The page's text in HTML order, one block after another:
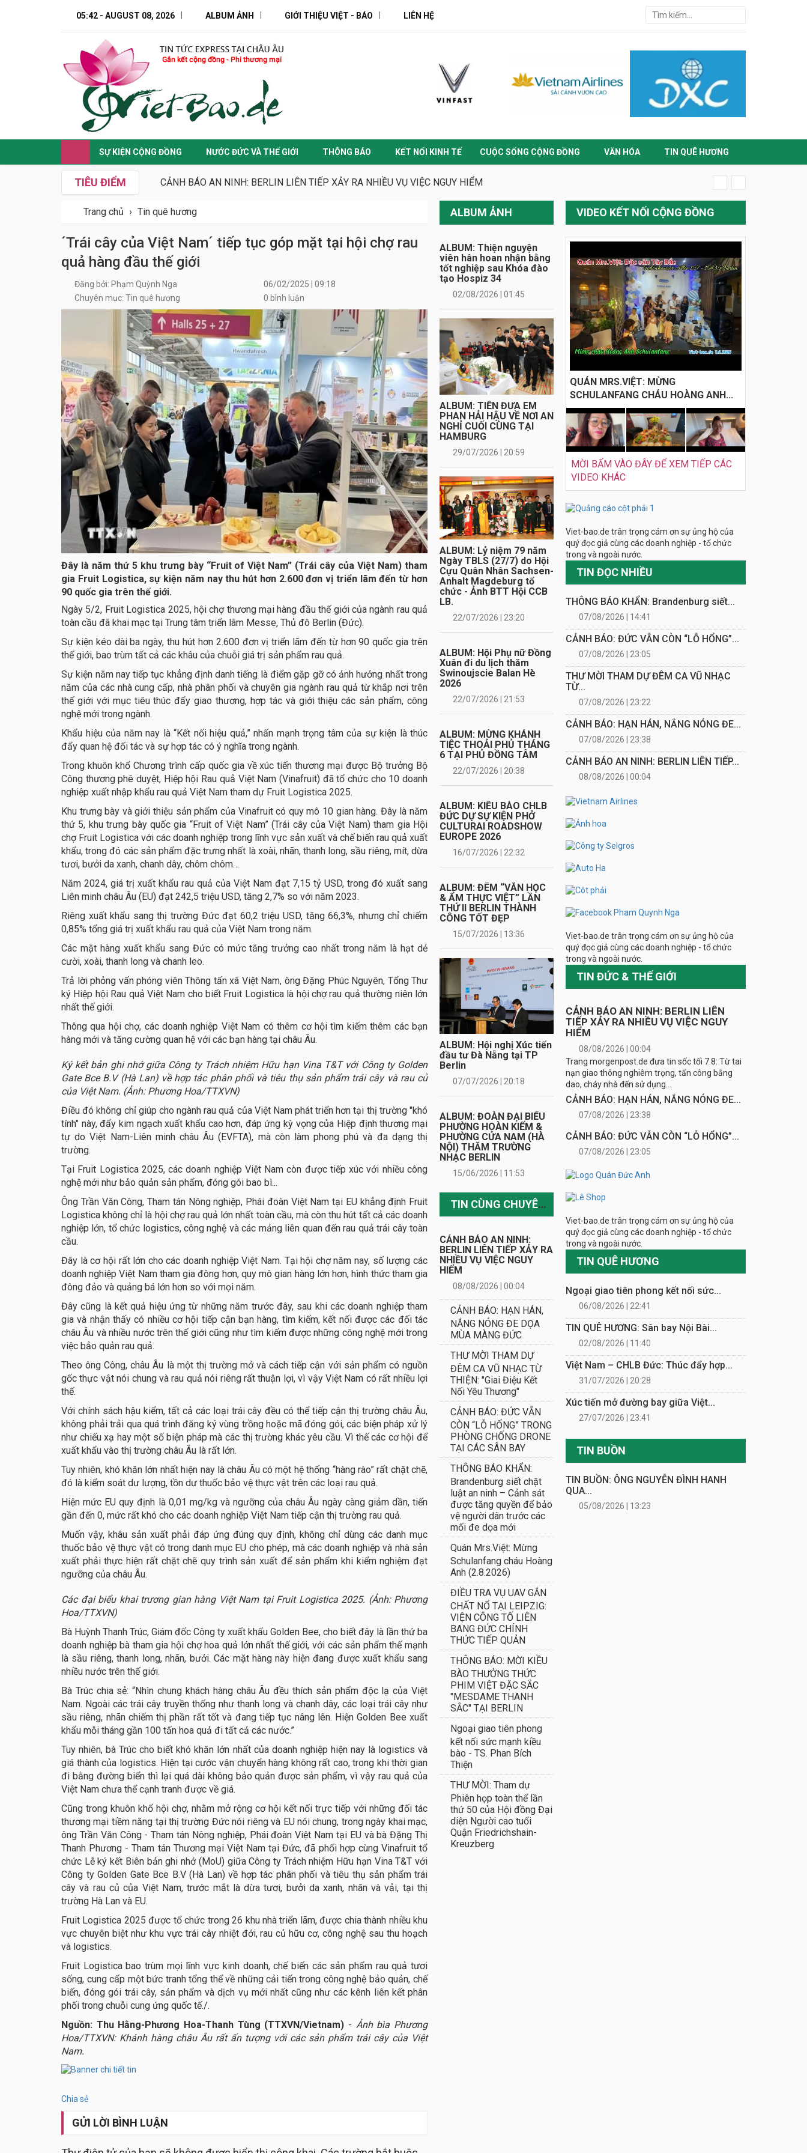
05:42 - AUGUST 08, 2026 ALBUM ẢNH GIỚI THIỆU VIỆT - BÁO LIÊN HỆ
SỰ KIỆN CỘNG ĐỒNG NƯỚC ĐỨC VÀ THẾ GIỚI THÔNG BÁO KẾT NỐI KINH TẾ CUỘC SỐNG CỘNG ĐỒNG VĂN HÓA TIN QUÊ HƯƠNG
TIÊU ĐIỂM CẢNH BÁO AN NINH: BERLIN LIÊN TIẾP XẢY RA NHIỀU VỤ VIỆC NGUY HIỂM
Trang chủ › Tin quê hương
´Trái cây của Việt Nam´ tiếp tục góp mặt tại hội chợ rau
quả hàng đầu thế giới
Đăng bởi: Phạm Quỳnh Nga
06/02/2025 | 09:18
Chuyên mục: Tin quê hương
0 bình luận
Đây là năm thứ 5 khu trưng bày “Fruit of Việt Nam” (Trái cây của Việt Nam) tham
gia Fruit Logistica, sự kiện năm nay thu hút hơn 2.600 đơn vị triển lãm đến từ hơn
90 quốc gia trên thế giới.
Ngày 5/2, Fruit Logistica 2025, hội chợ thương mại hàng đầu thế giới của ngành rau quả
toàn cầu đã khai mạc tại Trung tâm triển lãm Messe, Thủ đô Berlin (Đức).
Sự kiện kéo dài ba ngày, thu hút hơn 2.600 đơn vị triển lãm đến từ hơn 90 quốc gia trên
thế giới, bao trùm tất cả các khâu của chuỗi giá trị sản phẩm rau quả.
Sự kiện năm nay tiếp tục khẳng định danh tiếng là điểm gặp gỡ có ảnh hưởng nhất trong
năm của các nhà cung cấp, nhà phân phối và chuyên gia ngành rau quả từ khắp nơi trên
thế giới với mục tiêu thúc đẩy giao thương, hợp tác và giới thiệu các sản phẩm, công
nghệ mới trong ngành.
Khẩu hiệu của năm nay là “Kết nối hiệu quả,” nhấn mạnh trọng tâm của sự kiện là thúc
đẩy quan hệ đối tác và sự hợp tác có ý nghĩa trong ngành.
Trong khuôn khổ Chương trình cấp quốc gia về xúc tiến thương mại được Bộ trưởng Bộ
Công thương phê duyệt, Hiệp hội Rau quả Việt Nam (Vinafruit) đã tổ chức cho 10 doanh
nghiệp xuất nhập khẩu rau quả Việt Nam tham dự Fruit Logistica 2025.
Khu trưng bày và giới thiệu sản phẩm của Vinafruit có quy mô 10 gian hàng. Đây là năm
thứ 5, khu trưng bày quốc gia “Fruit of Việt Nam” (Trái cây của Việt Nam) tham gia Hội
chợ Fruit Logistica với các doanh nghiệp trong lĩnh vực sản xuất và chế biến rau quả xuất
khẩu, trong đó các sản phẩm đặc trưng nhất là xoài, nhãn, thanh long, sầu riêng, mít, dừa
tươi, bưởi da xanh, chanh dây, chôm chôm…
Năm 2024, giá trị xuất khẩu rau quả của Việt Nam đạt 7,15 tỷ USD, trong đó xuất sang
Liên minh châu Âu (EU) đạt 242,5 triệu USD, tăng 2,7% so với năm 2023.
Riêng xuất khẩu sang thị trường Đức đạt 60,2 triệu USD, tăng 66,3%, nhưng chỉ chiếm
0,85% tổng giá trị xuất khẩu rau quả của Việt Nam trong năm.
Các mặt hàng xuất khẩu sang Đức có mức tăng trưởng cao nhất trong năm là hạt dẻ
cười, xoài, thanh long và chanh leo.
Trả lời phỏng vấn phóng viên Thông tấn xã Việt Nam, ông Đặng Phúc Nguyên, Tổng Thư
ký Hiệp hội Rau quả Việt Nam cho biết Fruit Logistica là hội chợ rau quả thường niên lớn
nhất thế giới.
Thông qua hội chợ, các doanh nghiệp Việt Nam có thêm cơ hội tìm kiếm thêm các bạn
hàng mới và tăng cường quan hệ với các bạn hàng tại châu Âu.
Ký kết bản ghi nhớ giữa Công ty Trách nhiệm Hữu hạn Vina T&T với Công ty Golden
Gate Bce B.V (Hà Lan) về hợp tác phân phối và tiêu thụ sản phẩm trái cây và rau củ
của Việt Nam. (Ảnh: Phương Hoa/TTXVN)
Điều đó không chỉ giúp cho ngành rau quả của Việt Nam phát triển hơn tại thị trường "khó
tính" này, đẩy kim ngạch xuất khẩu cao hơn, đáp ứng kỳ vọng của Hiệp định thương mại
tự do Việt Nam-Liên minh châu Âu (EVFTA), mà còn làm phong phú và đa dạng thị
trường.
Tại Fruit Logistica 2025, các doanh nghiệp Việt Nam còn được tiếp xúc với nhiều công
nghệ mới như bảo quản sản phẩm, đóng gói bao bì...
Ông Trần Văn Công, Tham tán Nông nghiệp, Phái đoàn Việt Nam tại EU khẳng định Fruit
Logistica không chỉ là hội chợ rau quả lớn nhất toàn cầu, mà còn thu hút tất cả các doanh
nghiệp lớn, tổ chức logistics, công nghệ và các mảng liên quan đến rau quả trái cây toàn
cầu.
Đây là cơ hội rất lớn cho các doanh nghiệp Việt Nam. Tại hội chợ năm nay, số lượng các
doanh nghiệp Việt Nam tham gia đông hơn, quy mô gian hàng lớn hơn, hình thức tham gia
đông đảo và quảng bá lớn hơn so với mọi năm.
Đây cũng là kết quả hiệu ứng từ những năm trước đây, sau khi các doanh nghiệp tham
gia và nhận thấy có nhiều cơ hội tiếp cận bạn hàng, tìm kiếm, kết nối được các đối tác
châu Âu và nhiều nước trên thế giới cũng như tìm kiếm được những công nghệ mới trong
việc bảo quản rau quả.
Theo ông Công, châu Âu là một thị trường mở và cách tiếp cận với sản phẩm có nguồn
gốc thực vật nói chung và rau quả nói riêng rất thuận lợi, vì vậy Việt Nam có rất nhiều lợi
thế.
Với chính sách hậu kiểm, tất cả các loại trái cây đều có thể tiếp cận thị trường châu Âu,
không phải trải qua quá trình đăng ký vùng trồng hoặc mã đóng gói, các biện pháp xử lý
như chiếu xạ hay một số biện pháp mà các thị trường khác yêu cầu. Vì thế các cơ hội để
xuất khẩu vào thị trường châu Âu là rất lớn.
Tuy nhiên, khó khăn lớn nhất hiện nay là châu Âu có một hệ thống “hàng rào” rất chặt chẽ,
đó là kiểm soát dư lượng, tồn dư thuốc bảo vệ thực vật trên các loại rau quả.
Hiện mức EU quy định là 0,01 mg/kg và ngưỡng của châu Âu ngày càng giảm dần, tiến
gần đến 0, mức rất khó cho các doanh nghiệp Việt Nam tiếp cận thị trường rau quả.
Muốn vậy, khâu sản xuất phải đáp ứng đúng quy định, không chỉ dùng các danh mục
thuốc bảo vệ thực vật có trong danh mục EU cho phép, mà các doanh nghiệp và nhà sản
xuất phải thực hiện rất chặt chẽ quy trình sản xuất để sản phẩm khi kiểm nghiệm đạt
ngưỡng của châu Âu.
Các đại biểu khai trương gian hàng Việt Nam tại Fruit Logistica 2025. (Ảnh: Phương
Hoa/TTXVN)
Bà Huỳnh Thanh Trúc, Giám đốc Công ty xuất khẩu Golden Bee, cho biết đây là lần thứ ba
doanh nghiệp bà tham gia hội chợ hoa quả lớn nhất thế giới, với các sản phẩm thế mạnh
là sầu riêng, thanh long, nhãn, bưởi. Các mặt hàng này hiện đang được xuất khẩu sang
nhiều nước trên thế giới.
Bà Trúc chia sẻ: “Nhìn chung khách hàng châu Âu đều thích sản phẩm độc lạ của Việt
Nam. Ngoài các trái cây truyền thống như thanh long và chanh dây, các loại trái cây như
sầu riêng, nhãn chiếm thị phần rất tốt và đang tiếp tục nâng lên. Hiện Golden Bee xuất
khẩu mỗi tháng gần 100 tấn hoa quả đi tất cả các nước.”
Tuy nhiên, bà Trúc cho biết khó khăn lớn nhất của doanh nghiệp hiện nay là logistics và
giá thành của logistics. Hiện tại cước vận chuyển hàng không rất cao, trong khi thời gian
đi bằng đường biển thì lại quá dài không bảo quản được sản phẩm, vì vậy rau quả của
Việt Nam chưa thể cạnh tranh được về giá.
Cũng trong khuôn khổ hội chợ, nhằm mở rộng cơ hội kết nối trực tiếp với những đối tác
thương mại tiềm năng tại thị trường Đức nói riêng và EU nói chung, trong ngày khai mạc,
ông Trần Văn Công - Tham tán Nông nghiệp, Phái đoàn Việt Nam tại EU và bà Đặng Thị
Thanh Phương - Tham tán Thương mại Việt Nam tại Đức, đã phối hợp cùng Vinafruit tổ
chức Lễ ký kết Biên bản ghi nhớ (MoU) giữa Công ty Trách nhiệm Hữu hạn Vina T&T với
Công ty Golden Gate Bce B.V (Hà Lan) về hợp tác phân phối và tiêu thụ sản phẩm trái
cây và rau củ của Việt Nam, trước mắt là dừa tươi, bưởi da xanh, nhãn và vải, tại thị
trường Hà Lan và EU.
Fruit Logistica 2025 được tổ chức trong 26 khu nhà triển lãm, được chia thành nhiều khu
vực chuyên biệt như khu vực trái cây nhiệt đới, rau củ hữu cơ, công nghệ sau thu hoạch
và logistics.
Fruit Logistica bao trùm mọi lĩnh vực kinh doanh, chế biến các sản phẩm rau quả tươi
sống, cung cấp một bức tranh tổng thể về những cải tiến trong công nghệ bảo quản, chế
biến, đóng gói trái cây, sản phẩm và dịch vụ mới nhất cũng như các kênh liên kết phân
phối trong chuỗi cung ứng quốc tế./.
Nguồn: Thu Hằng-Phương Hoa-Thanh Tùng (TTXVN/Vietnam) - Ảnh bìa Phương
Hoa/TTXVN: Khánh hàng châu Âu rất ấn tượng với các sản phẩm trái cây của Việt
Nam.
Chia sẻ
GỬI LỜI BÌNH LUẬN
ALBUM ẢNH
ALBUM: Thiện nguyện
viên hân hoan nhận bằng
tốt nghiệp sau Khóa đào
tạo Hospiz 34
02/08/2026 | 01:45
ALBUM: TIỄN ĐƯA EM
PHAN HẢI HẬU VỀ NƠI AN
NGHỈ CUỐI CÙNG TẠI
HAMBURG
29/07/2026 | 20:59
ALBUM: Lỷ niệm 79 năm
Ngày TBLS (27/7) do Hội
Cựu Quân Nhân Sachsen-
Anhalt Magdeburg tổ
chức - Ảnh BTT Hội CCB
LB.
22/07/2026 | 23:20
ALBUM: Hội Phụ nữ Đồng
Xuân đi du lịch thăm
Swinoujscie Balan Hè
2026
22/07/2026 | 21:53
ALBUM: MỪNG KHÁNH
TIỆC THOẢI PHỦ THÁNG
6 TẠI PHỦ ĐỒNG TÂM
22/07/2026 | 20:38
ALBUM: KIỀU BÀO CHLB
ĐỨC DỰ SỰ KIỆN PHỞ
CULTURAI ROADSHOW
EUROPE 2026
16/07/2026 | 22:32
ALBUM: ĐÊM “VĂN HỌC
& ẨM THỰC VIỆT” LẦN
THỨ II BERLIN THÀNH
CÔNG TỐT ĐẸP
15/07/2026 | 13:36
ALBUM: Hội nghị Xúc tiến
đầu tư Đà Nẵng tại TP
Berlin
07/07/2026 | 20:18
ALBUM: ĐOÀN ĐẠI BIỂU
PHƯỜNG HOÀN KIẾM &
PHƯỜNG CỬA NAM (HÀ
NỘI) THĂM TRƯỜNG
NHẠC BERLIN
15/06/2026 | 11:53
TIN CÙNG CHUYÊN MỤC
CẢNH BÁO AN NINH:
BERLIN LIÊN TIẾP XẢY RA
NHIỀU VỤ VIỆC NGUY
HIỂM
08/08/2026 | 00:04
CẢNH BÁO: HẠN HÁN,
NẮNG NÓNG ĐE DỌA
MÙA MÀNG ĐỨC
THƯ MỜI THAM DỰ
ĐÊM CA VŨ NHẠC TỪ
THIỆN: "Giai Điệu Kết
Nối Yêu Thương"
CẢNH BÁO: ĐỨC VẪN
CÒN “LỖ HỔNG” TRONG
PHÒNG CHỐNG DRONE
TẠI CÁC SÂN BAY
THÔNG BÁO KHẨN:
Brandenburg siết chặt
luật an ninh – Cảnh sát
được tăng quyền để bảo
vệ người dân trước các
mối đe dọa mới
Quán Mrs.Việt: Mừng
Schulanfang cháu Hoàng
Anh (2.8.2026)
ĐIỀU TRA VỤ UAV GẮN
CHẤT NỔ TẠI LEIPZIG:
VIỆN CÔNG TỐ LIÊN
BANG ĐỨC CHÍNH
THỨC TIẾP QUẢN
THÔNG BÁO: MỜI KIỀU
BÀO THƯỞNG THỨC
PHIM VIỆT ĐẶC SẮC
"MESDAME THANH
SẮC" TẠI BERLIN
Ngoại giao tiên phong
kết nối sức mạnh kiều
bào - TS. Phan Bích
Thiện
THƯ MỜI: Tham dự
Phiên họp toàn thể lần
thứ 50 của Hội đồng Đại
diện Người cao tuổi
Quận Friedrichshain-
Kreuzberg
VIDEO KẾT NỐI CỘNG ĐỒNG
QUÁN MRS.VIỆT: MỪNG
SCHULANFANG CHÁU HOÀNG ANH...
MỜI BẤM VÀO ĐÂY ĐỂ XEM TIẾP CÁC
VIDEO KHÁC
Viet-bao.de trân trọng cám ơn sự ủng hộ của
quý đọc giả cùng các doanh nghiệp - tổ chức
trong và ngoài nước.
TIN ĐỌC NHIỀU
THÔNG BÁO KHẨN: Brandenburg siết...
07/08/2026 | 14:41
CẢNH BÁO: ĐỨC VẪN CÒN “LỖ HỔNG”...
07/08/2026 | 23:05
THƯ MỜI THAM DỰ ĐÊM CA VŨ NHẠC
TỪ...
07/08/2026 | 23:22
CẢNH BÁO: HẠN HÁN, NẮNG NÓNG ĐE...
07/08/2026 | 23:38
CẢNH BÁO AN NINH: BERLIN LIÊN TIẾP...
08/08/2026 | 00:04
Viet-bao.de trân trọng cám ơn sự ủng hộ của
quý đọc giả cùng các doanh nghiệp - tổ chức
trong và ngoài nước.
TIN ĐỨC & THẾ GIỚI
CẢNH BÁO AN NINH: BERLIN LIÊN
TIẾP XẢY RA NHIỀU VỤ VIỆC NGUY
HIỂM
08/08/2026 | 00:04
Trang morgenpost.de đưa tin sốc tối 7.8: Từ tai
nạn giao thông nghiêm trọng, tấn công bằng
dao, cháy nhà đến sử dụng...
CẢNH BÁO: HẠN HÁN, NẮNG NÓNG ĐE...
07/08/2026 | 23:38
CẢNH BÁO: ĐỨC VẪN CÒN “LỖ HỔNG”...
07/08/2026 | 23:05
Viet-bao.de trân trọng cám ơn sự ủng hộ của
quý đọc giả cùng các doanh nghiệp - tổ chức
trong và ngoài nước.
TIN QUÊ HƯƠNG
Ngoại giao tiên phong kết nối sức...
06/08/2026 | 22:41
TIN QUÊ HƯƠNG: Sân bay Nội Bài...
02/08/2026 | 11:40
Việt Nam – CHLB Đức: Thúc đẩy hợp...
31/07/2026 | 20:28
Xúc tiến mở đường bay giữa Việt...
27/07/2026 | 23:41
TIN BUỒN
TIN BUỒN: ÔNG NGUYỄN ĐÌNH HANH
QUA...
05/08/2026 | 13:23